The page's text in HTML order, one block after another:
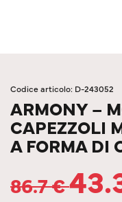
Codice articolo: D-243052
ARMONY –
CAPEZZOLI
A FORMA DI
86.7€